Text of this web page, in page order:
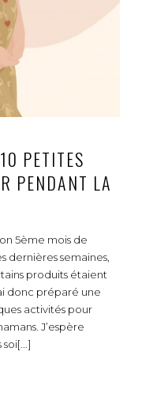
PETITES
PENDANT LA
5ème mois de
dernières semaines,
produits étaient
donc préparé une
activités pour
J’espère